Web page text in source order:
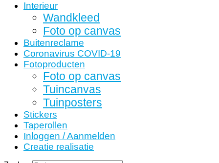
Interieur
Wandkleed
Foto op canvas
Buitenreclame
Coronavirus COVID-19
Fotoproducten
Foto op canvas
Tuincanvas
Tuinposters
Stickers
Taperollen
Inloggen / Aanmelden
Creatie realisatie